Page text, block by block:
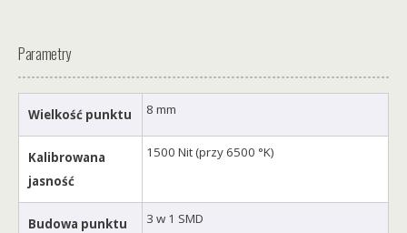
Parametry
Wielkość punktu 8 mm
Kalibrowana
jasność
1500 Nit (przy 6500 °K)
Budowa punktu
3 w 1 SMD